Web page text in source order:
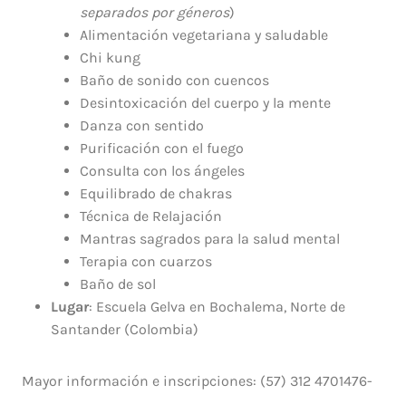
separados por géneros)
Alimentación vegetariana y saludable
Chi kung
Baño de sonido con cuencos
Desintoxicación del cuerpo y la mente
Danza con sentido
Purificación con el fuego
Consulta con los ángeles
Equilibrado de chakras
Técnica de Relajación
Mantras sagrados para la salud mental
Terapia con cuarzos
Baño de sol
Lugar: Escuela Gelva en Bochalema, Norte de
Santander (Colombia)
Mayor información e inscripciones: (57) 312 4701476-